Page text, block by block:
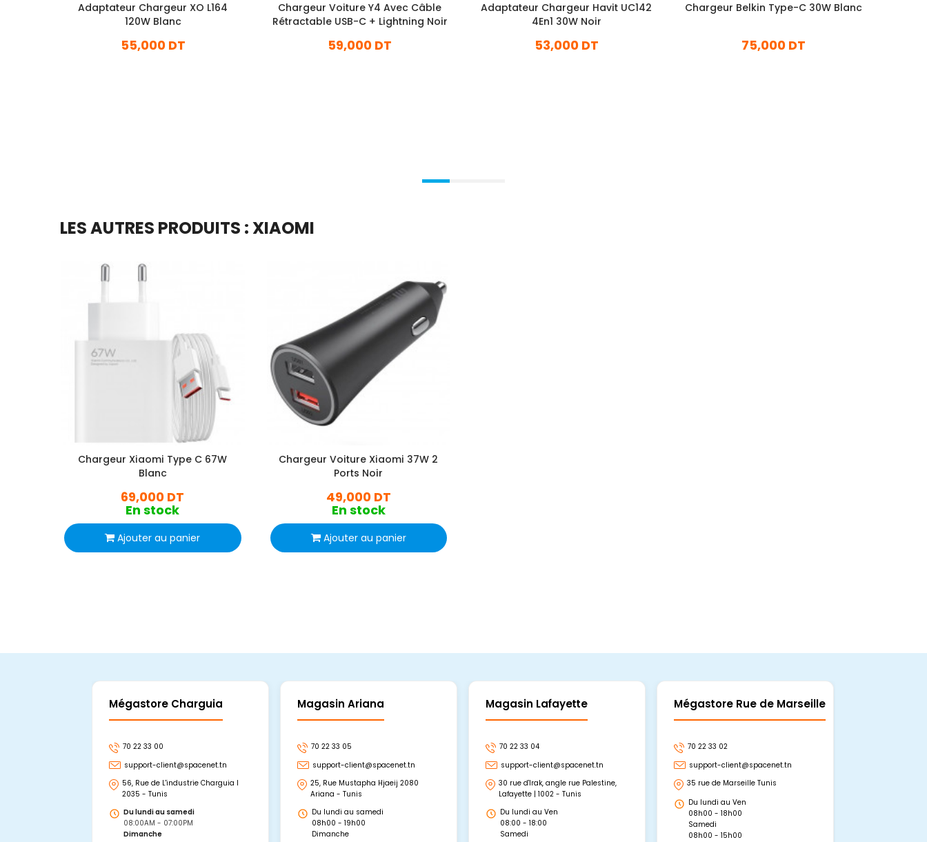
Adaptateur Chargeur XO L164
120W Blanc
55,000 DT
Chargeur Voiture Y4 Avec Câble
Rétractable USB-C + Lightning Noir
59,000 DT
Adaptateur Chargeur Havit UC142
4En1 30W Noir
53,000 DT
Chargeur Belkin Type-C 30W Blanc
75,000 DT
LES AUTRES PRODUITS : XIAOMI
Chargeur Xiaomi Type C 67W
Blanc
69,000 DT
En stock
Ajouter au panier
Chargeur Voiture Xiaomi 37W 2
Ports Noir
49,000 DT
En stock
Ajouter au panier
Mégastore Charguia
70 22 33 00
support-client@spacenet.tn
56, Rue de L'industrie Charguia I
2035 - Tunis
Du lundi au samedi
08:00AM - 07:00PM
Dimanche
Magasin Ariana
70 22 33 05
support-client@spacenet.tn
25, Rue Mustapha Hjaeij 2080
Ariana - Tunis
Du lundi au samedi
08h00 - 19h00
Dimanche
Magasin Lafayette
70 22 33 04
support-client@spacenet.tn
30 rue d'Irak, angle rue Palestine,
Lafayette | 1002 - Tunis
Du lundi au Ven
08:00 - 18:00
Samedi
Mégastore Rue de Marseille
70 22 33 02
support-client@spacenet.tn
35 rue de Marseille Tunis
Du lundi au Ven
08h00 - 18h00
Samedi
08h00 - 15h00